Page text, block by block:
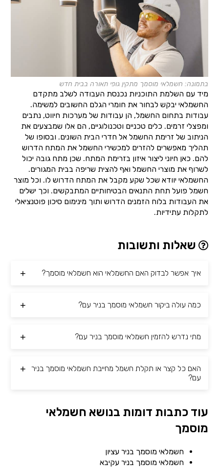
בתמונה: חשמלאי מוסמך מתקין גופי תאורה בבית חדש
מיד עם השלמת התוכניות נכנסת העבודה לשלב מתקדם
החשמלאי יבקש לבחור את חומרי הגלם החשובים למשימה.
עבודות בתחום החשמל, הן עבודות של מערכות חיווט, נתבים
ומפצלי זרמים. כלים טכניים וטכנולוגיים, הם אלו שמבצעים את
הניתוב של זרימת החשמל אל חדרי הבית השונים. ובסופו של
תהליך מאפשרים להזרים למכשירי החשמל את המתח הדרוש
להם. כאן חיוני ליצור איזון בזרימת המתח. שכן מתח גובה יכול
לשרוף את מוצרי החשמל ואף להצית שריפה בבית המגורים.
החשמלאי יוודא שכל שקע מקבל את המתח הדרוש לו. וכל מוצר
חשמל פועל תחת התנאים הבטיחותיים המתבקשים. וכך ישלים
את העבודות בלוח הזמנים הדרוש ותוך מינימום סיכון פוטנציאלי
לתקלות עתידיות.
שאלות ותשובות
איך אפשר לבדוק האם החשמלאי הוא חשמלאי מוסמך?
כמה עולה ביקור חשמלאי מוסמך בניר עם?
מתי נדרש להזמין חשמלאי מוסמך בניר עם?
האם כל קצר או תקלת חשמל מחייבת חשמלאי מוסמך בניר
עם?
עוד כתבות דומות בנושא חשמלאי
מוסמך
חשמלאי מוסמך בניר עציון
חשמלאי מוסמך בניר עקיבא